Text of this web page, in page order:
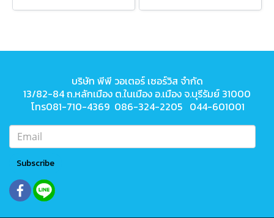
บริษัท พีพี วอเตอร์ เซอร์วิส จำกัด
13/82-84 ถ.หลักเมือง ต.ในเมือง อ.เมือง จ.บุรีรัมย์ 31000
โทร081-710-4369 086-324-2205 044-601001
Subscribe